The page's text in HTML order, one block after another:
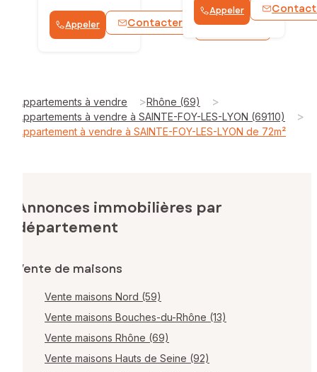
Appeler Contacter WhatsApp
Appeler
Appartements à vendre >Rhône (69) >
Appartements à vendre à SAINTE-FOY-LES-LYON (69110) >
Appartement à vendre à SAINTE-FOY-LES-LYON de 72m²
Annonces immobilières par
département
Vente de maisons
Vente maisons Nord (59)
Vente maisons Bouches-du-Rhône (13)
Vente maisons Rhône (69)
Vente maisons Hauts de Seine (92)